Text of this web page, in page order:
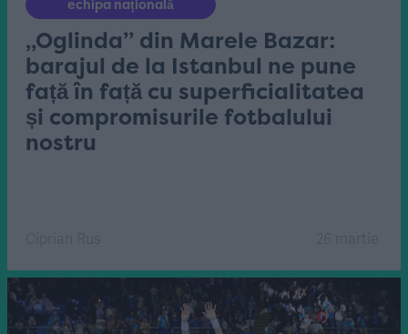
echipa națională
„Oglinda” din Marele Bazar:
barajul de la Istanbul ne pune
față în față cu superficialitatea
și compromisurile fotbalului
nostru